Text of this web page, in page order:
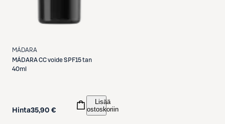
MÁDARA
MÁDARACC voide SPF15 tan
40ml
Hinta35,90 €
Lisää
ostoskoriin